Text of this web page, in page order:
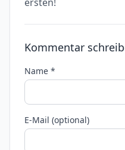
Kommentar
Name *
E-Mail (optional)